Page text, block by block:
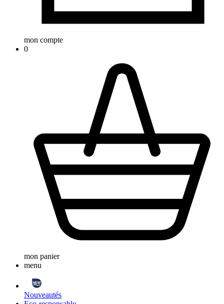
mon compte
0
mon panier
menu
Nouveautés